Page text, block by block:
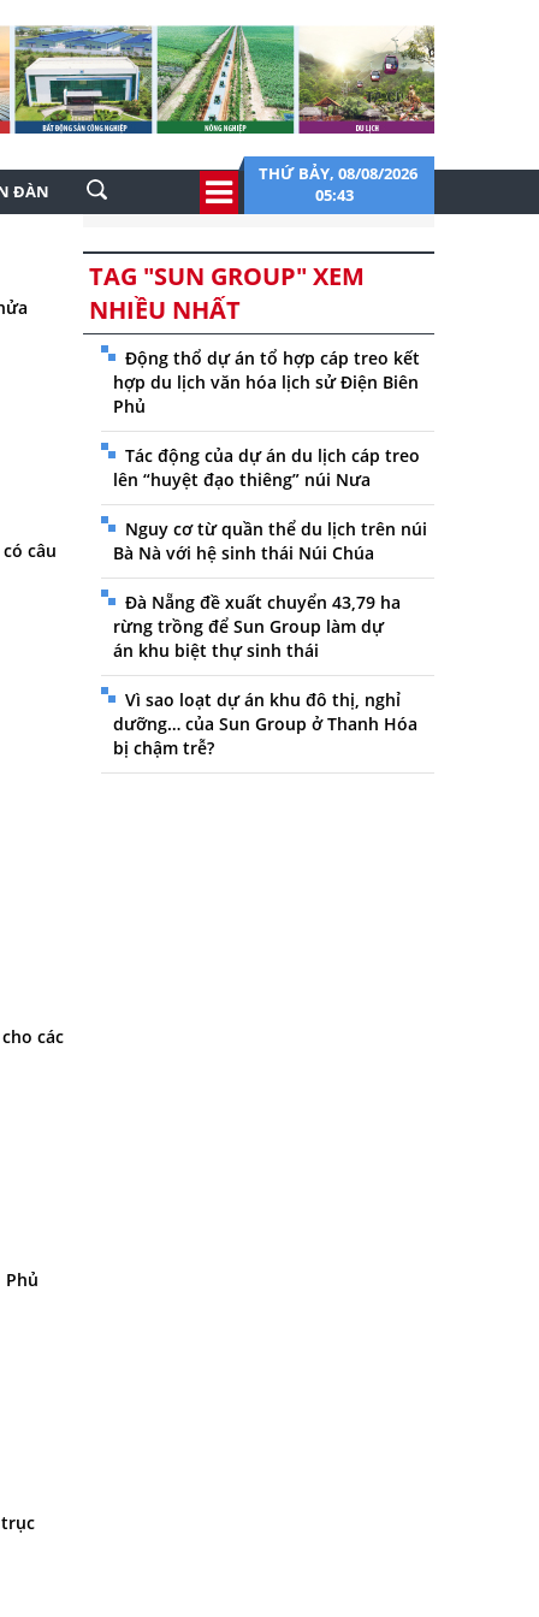
ĐÀN
THỨ BẢY, 08/08/2026
05:43
câu
các
TAG "SUN GROUP" XEM
NHIỀU NHẤT
Động thổ dự án tổ hợp cáp treo kết
hợp du lịch văn hóa lịch sử Điện Biên
Phủ
Tác động của dự án du lịch cáp treo
lên “huyệt đạo thiêng” núi Nưa
Nguy cơ từ quần thể du lịch trên núi
Bà Nà với hệ sinh thái Núi Chúa
Đà Nẵng đề xuất chuyển 43,79 ha
rừng trồng để Sun Group làm dự
án khu biệt thự sinh thái
Vì sao loạt dự án khu đô thị, nghỉ
dưỡng… của Sun Group ở Thanh Hóa
bị chậm trễ?